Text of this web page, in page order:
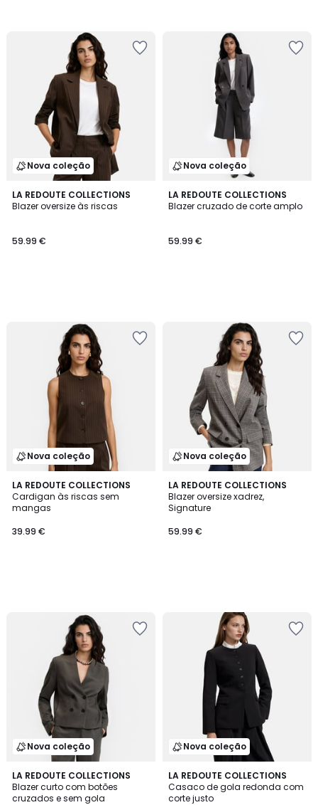
Nova coleção
LA REDOUTE COLLECTIONS
Blazer oversize às riscas
59.99 €
Nova coleção
LA REDOUTE COLLECTIONS
Blazer cruzado de corte amplo
59.99 €
Nova coleção
LA REDOUTE COLLECTIONS
Cardigan às riscas sem
mangas
39.99 €
Nova coleção
LA REDOUTE COLLECTIONS
Blazer oversize xadrez,
Signature
59.99 €
Nova coleção
LA REDOUTE COLLECTIONS
Blazer curto com botões
cruzados e sem gola
Nova coleção
LA REDOUTE COLLECTIONS
Casaco de gola redonda com
corte justo